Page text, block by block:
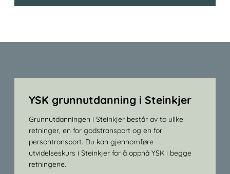
YSK grunnutdanning i Steinkjer
Grunnutdanningen i Steinkjer består av to ulike
retninger, en for godstransport og en for
persontransport. Du kan gjennomføre
utvidelseskurs i Steinkjer for å oppnå YSK i begge
retningene.